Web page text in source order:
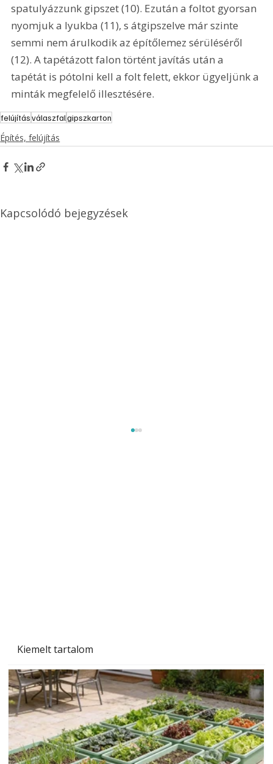
Kiemelt tartalom
spatulyázzunk gipszet (10). Ezután a foltot gyorsan
nyomjuk a lyukba (11), s átgipszelve már szinte
semmi nem árulkodik az építőlemez sérüléséről
(12). A tapétázott falon történt javítás után a
tapétát is pótolni kell a folt felett, ekkor ügyeljünk a
minták megfelelő illesztésére.
felújításválaszfalgipszkarton
Építés, felújítás
Kapcsolódó bejegyzések